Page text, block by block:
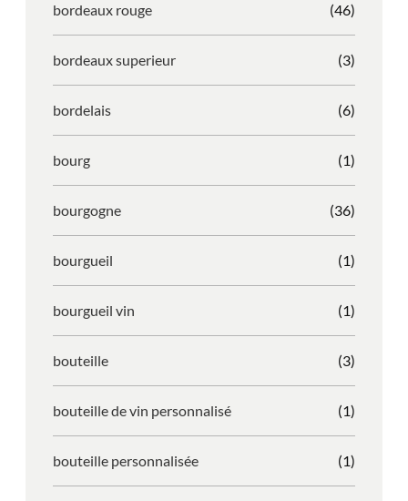
bordeaux rouge (46)
bordeaux superieur (3)
bordelais (6)
bourg (1)
bourgogne (36)
bourgueil (1)
bourgueil vin (1)
bouteille (3)
bouteille de vin personnalisé (1)
bouteille personnalisée (1)